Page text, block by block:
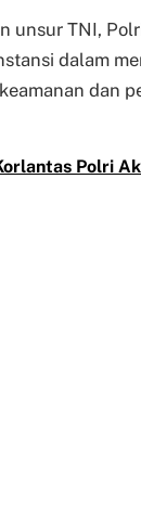
unsur TNI,
dalam
dan
Polri